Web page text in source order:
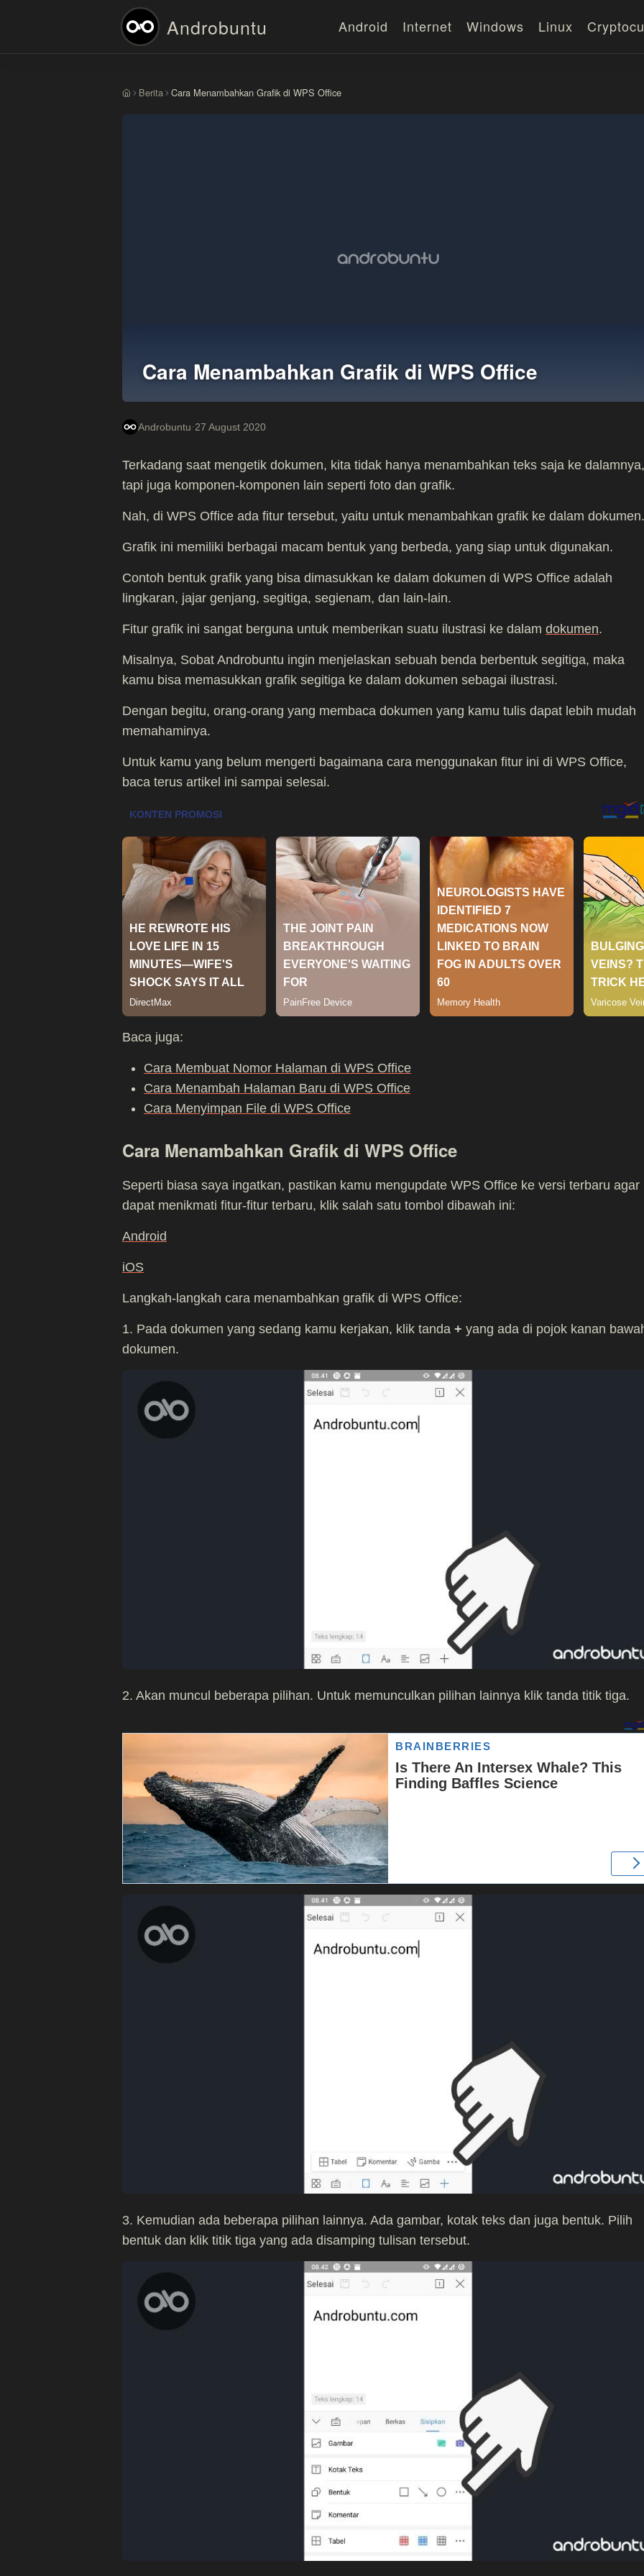
Androbuntu Android Internet Windows Linux
Beranda
Berita Cara Menambahkan Grafik di WPS Office
Cara Menambahkan Grafik di WPS Office
Androbuntu·27 August 2020
Terkadang saat mengetik dokumen, kita tidak hanya menambahkan teks saja ke dalamnya,
tapi juga komponen-komponen lain seperti foto dan grafik.
Nah, di WPS Office ada fitur tersebut, yaitu untuk menambahkan grafik ke dalam dokumen.
Grafik ini memiliki berbagai macam bentuk yang berbeda, yang siap untuk digunakan.
Contoh bentuk grafik yang bisa dimasukkan ke dalam dokumen di WPS Office adalah
lingkaran, jajar genjang, segitiga, segienam, dan lain-lain.
Fitur grafik ini sangat berguna untuk memberikan suatu ilustrasi ke dalam dokumen.
Misalnya, Sobat Androbuntu ingin menjelaskan sebuah benda berbentuk segitiga, maka
kamu bisa memasukkan grafik segitiga ke dalam dokumen sebagai ilustrasi.
Dengan begitu, orang-orang yang membaca dokumen yang kamu tulis dapat lebih mudah
memahaminya.
Untuk kamu yang belum mengerti bagaimana cara menggunakan fitur ini di WPS Office,
baca terus artikel ini sampai selesai.
Baca juga:
Cara Membuat Nomor Halaman di WPS Office
Cara Menambah Halaman Baru di WPS Office
Cara Menyimpan File di WPS Office
Cara Menambahkan Grafik di WPS Office
Seperti biasa saya ingatkan, pastikan kamu mengupdate WPS Office ke versi terbaru agar
dapat menikmati fitur-fitur terbaru, klik salah satu tombol dibawah ini:
Android
iOS
Langkah-langkah cara menambahkan grafik di WPS Office:
1. Pada dokumen yang sedang kamu kerjakan, klik tanda + yang ada di pojok kanan
dokumen.
2. Akan muncul beberapa pilihan. Untuk memunculkan pilihan lainnya klik tanda titik tiga.
3. Kemudian ada beberapa pilihan lainnya. Ada gambar, kotak teks dan juga bentuk. Pilih
bentuk dan klik titik tiga yang ada disamping tulisan tersebut.